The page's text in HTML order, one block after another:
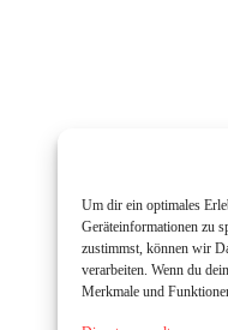
Um dir ein optimales
Geräteinformationen zu
zustimmst, können wir
verarbeiten. Wenn du
Merkmale und